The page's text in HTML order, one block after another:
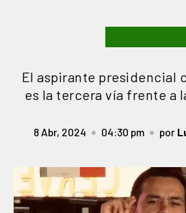
El aspirante presidencial
es la tercera vía frente a
8 Abr, 2024 04:30 pm por